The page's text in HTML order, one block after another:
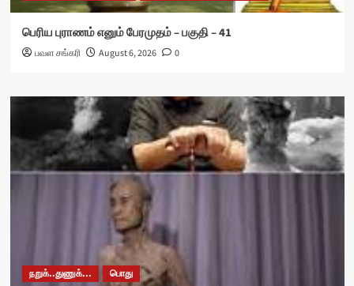
பெரிய புராணம் எனும் பேரமுதம் – பகுதி – 41
பவள சங்கரி August 6, 2026 0
நறுக்..துணுக்... பொது